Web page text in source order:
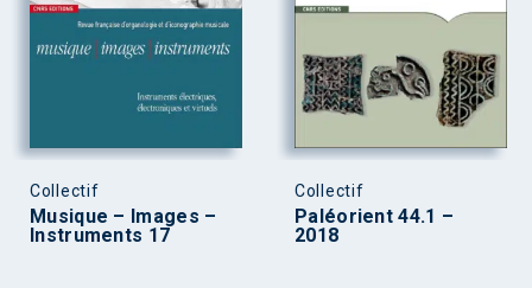
Collectif
Musique – Images –
Instruments 17
Collectif
Paléorient 44.1 –
2018